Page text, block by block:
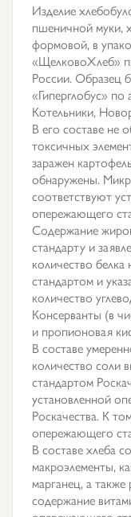
Изделие
пшеничной муки,
формовой, в
«ЩелковоХлеб»
России.
«Гиперглобус» по
Котельники,
В его составе не
токсичных
заражен
обнаружены.
соответствуют
опережающего
Содержание
стандарту и
количество
стандартом и
количество
Консерванты (в
и пропионовая
В составе
количество соли
стандартом
установленной
Роскачества. К
опережающего
В составе хлеба
макроэлементы,
марганец, а
содержание